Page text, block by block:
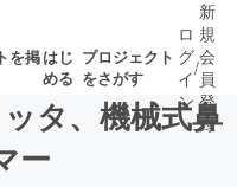
を掲はじ
める
プロジェクト
をさがす
ロ
グ
イ
ン
/
新
規
会
員
登
録
タ、機械式鼻
ー